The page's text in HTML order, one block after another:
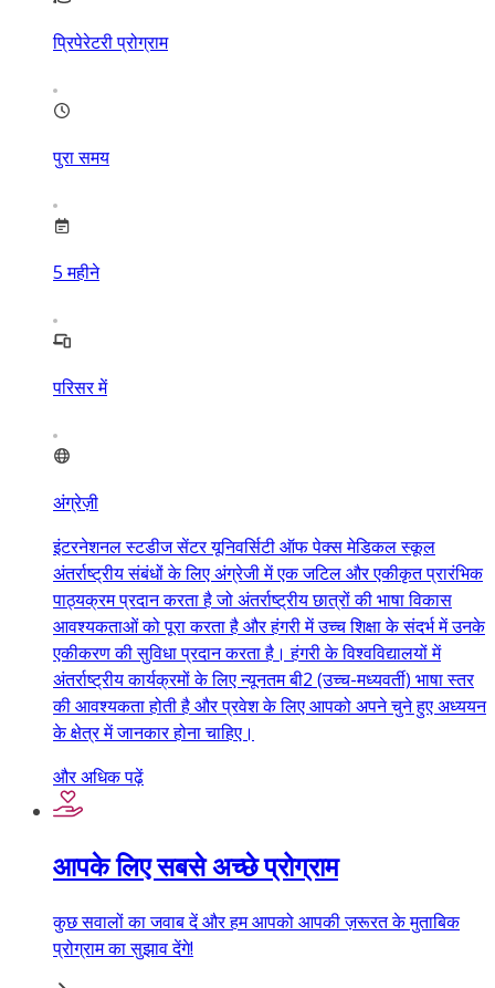
प्रिपेरेटरी प्रोग्राम
पुरा समय
5 महीने
परिसर में
अंग्रेज़ी
इंटरनेशनल स्टडीज सेंटर यूनिवर्सिटी ऑफ पेक्स मेडिकल स्कूल
अंतर्राष्ट्रीय संबंधों के लिए अंग्रेजी में एक जटिल और एकीकृत प्रारंभिक
पाठ्यक्रम प्रदान करता है जो अंतर्राष्ट्रीय छात्रों की भाषा विकास
आवश्यकताओं को पूरा करता है और हंगरी में उच्च शिक्षा के संदर्भ में उनके
एकीकरण की सुविधा प्रदान करता है। हंगरी के विश्वविद्यालयों में
अंतर्राष्ट्रीय कार्यक्रमों के लिए न्यूनतम बी2 (उच्च-मध्यवर्ती) भाषा स्तर
की आवश्यकता होती है और प्रवेश के लिए आपको अपने चुने हुए अध्ययन
के क्षेत्र में जानकार होना चाहिए।
और अधिक पढ़ें
आपके लिए सबसे अच्छे प्रोग्राम
कुछ सवालों का जवाब दें और हम आपको आपकी ज़रूरत के मुताबिक
प्रोग्राम का सुझाव देंगे!